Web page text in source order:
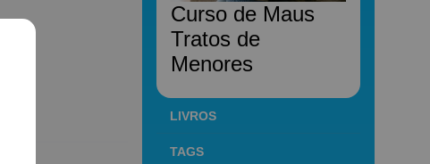
Curso de Maus
Tratos de
Menores
LIVROS
TAGS